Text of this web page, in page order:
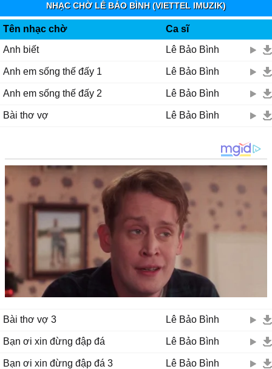
NHẠC CHỜ LÊ BẢO BÌNH (VIETTEL IMUZIK)
Tên nhạc chờ
Ca sĩ
Anh biết
Lê Bảo Bình
Anh em sống thế đấy 1 Lê Bảo Bình
Anh em sống thế đấy 2 Lê Bảo Bình
Bài thơ vợ Lê Bảo Bình
Bài thơ vợ 3 Lê Bảo Bình
Bạn ơi xin đừng đập đá Lê Bảo Bình
Bạn ơi xin đừng đập đá 3 Lê Bảo Bình